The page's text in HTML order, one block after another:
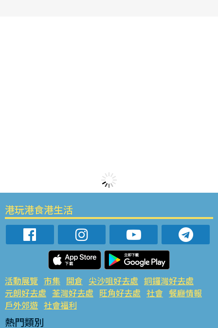
港玩港食港生活
活動展覽 市集 開倉 尖沙咀好去處 銅鑼灣好去處
元朗好去處 荃灣好去處 旺角好去處 社會 餐廳情報
戶外郊遊 社會福利
熱門類別